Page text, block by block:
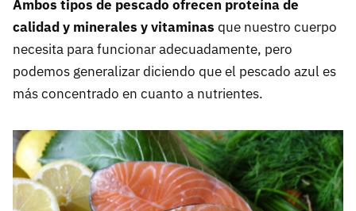
Ambos tipos de pescado ofrecen proteína de
calidad y minerales y vitaminas que nuestro cuerpo
necesita para funcionar adecuadamente, pero
podemos generalizar diciendo que el pescado azul es
más concentrado en cuanto a nutrientes.